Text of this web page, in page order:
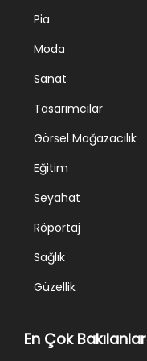
Pia
Moda
Sanat
Tasarımcılar
Görsel Mağazacılık
Eğitim
Seyahat
Röportaj
Sağlık
Güzellik
En Çok Bakılanlar